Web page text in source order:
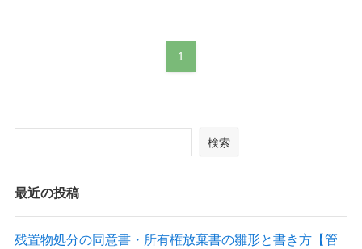
1
検索
最近の投稿
残置物処分の同意書・所有権放棄書の雛形と書き方【管